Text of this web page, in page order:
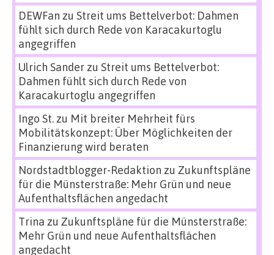
DEWFan zu Streit ums Bettelverbot: Dahmen
fühlt sich durch Rede von Karacakurtoglu
angegriffen
Ulrich Sanderzu Streit ums Bettelverbot:
Dahmen fühlt sich durch Rede von
Karacakurtoglu angegriffen
Ingo St.zu Mit breiter Mehrheit fürs
Mobilitätskonzept: Über Möglichkeiten der
Finanzierung wird beraten
Nordstadtblogger-Redaktion zu Zukunftspläne
für die Münsterstraße: Mehr Grün und neue
Aufenthaltsflächen angedacht
Trina zu Zukunftspläne für die Münsterstraße:
Mehr Grün und neue Aufenthaltsflächen
angedacht